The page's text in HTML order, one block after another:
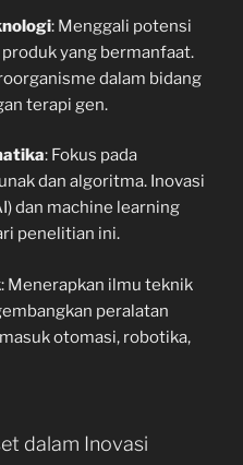
: Menggali potensi
yang bermanfaat.
dalam bidang
terapi gen.
: Fokus pada
dan algoritma. Inovasi
dan machine learning
penelitian ini.
: Menerapkan ilmu teknik
peralatan
otomasi, robotika,
dalam Inovasi